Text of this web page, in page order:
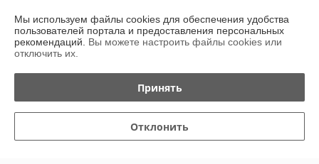
Доставка и оплата
График работы
Политика обработки cookies
Мы используем файлы cookies для обеспечения удобства
пользователей портала и предоставления персональных
рекомендаций. Вы можете настроить файлы cookies или
отключить их.
Принять
Отклонить